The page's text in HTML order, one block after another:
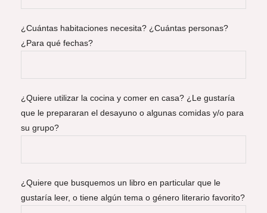
¿Cuántas habitaciones necesita? ¿Cuántas personas?
¿Para qué fechas?
¿Quiere utilizar la cocina y comer en casa? ¿Le gustaría
que le prepararan el desayuno o algunas comidas y/o para
su grupo?
¿Quiere que busquemos un libro en particular que le
gustaría leer, o tiene algún tema o género literario favorito?